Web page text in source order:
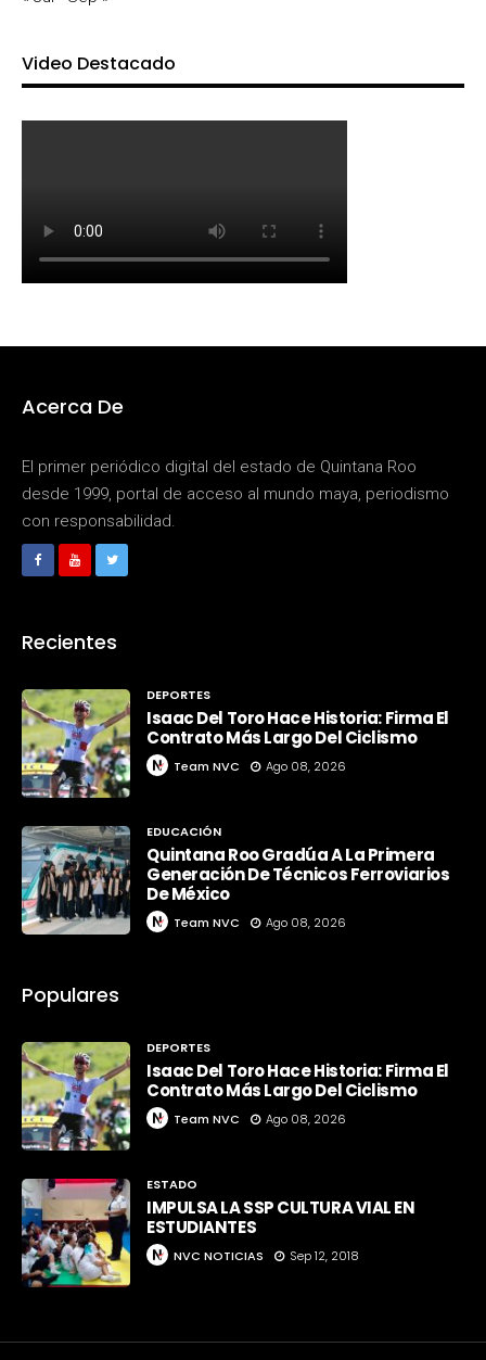
Video Destacado
Acerca De
El primer periódico digital del estado de Quintana Roo
desde 1999, portal de acceso al mundo maya, periodismo
con responsabilidad.
Recientes
DEPORTES
Isaac Del Toro Hace Historia: Firma El
Contrato Más Largo Del Ciclismo
Team NVC Ago 08, 2026
EDUCACIÓN
Quintana Roo Gradúa A La Primera
Generación De Técnicos Ferroviarios
De México
Team NVC Ago 08, 2026
Populares
DEPORTES
Isaac Del Toro Hace Historia: Firma El
Contrato Más Largo Del Ciclismo
Team NVC Ago 08, 2026
ESTADO
IMPULSA LA SSP CULTURA VIAL EN
ESTUDIANTES
NVC NOTICIAS Sep 12, 2018